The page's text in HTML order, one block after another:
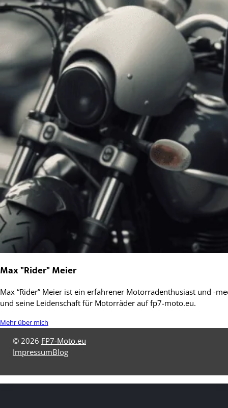
Max "Rider" Meier
Max “Rider” Meier ist ein erfahrener Motorradenthusiast und -
und seine Leidenschaft für Motorräder auf fp7-moto.eu.
Mehr über mich
© 2026 FP7-Moto.eu
ImpressumBlog